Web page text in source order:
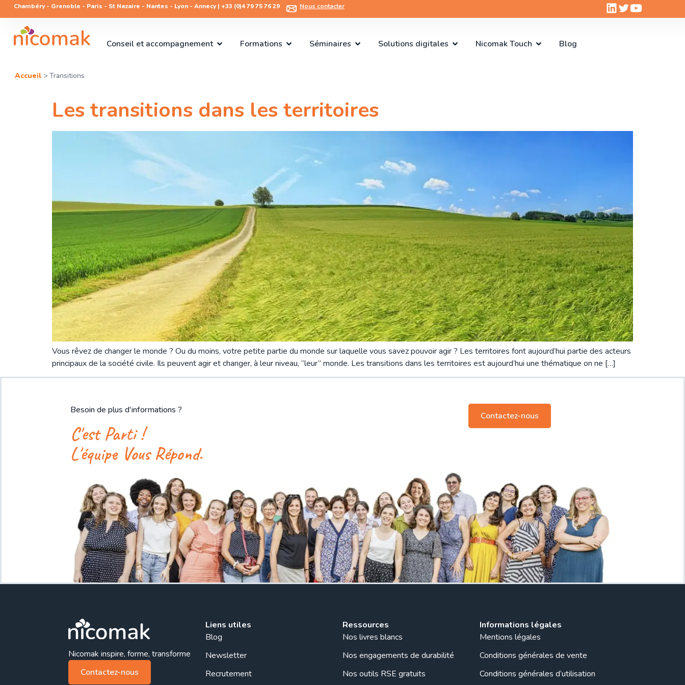
Chambéry - Grenoble - Paris - St Nazaire - Nantes - Lyon - Annecy | +33 (0)4 79 75 76 29​ Nous contacter
Conseil et accompagnement Formations Séminaires Solutions digitales Nicomak Touch Blog
Accueil> Transitions
Les transitions dans les territoires
Vous rêvez de changer le monde ? Ou du moins, votre petite partie du monde sur laquelle vous savez pouvoir agir ? Les territoires font aujourd’hui partie des acteurs
principaux de la société civile. Ils peuvent agir et changer, à leur niveau, “leur” monde. Les transitions dans les territoires est aujourd’hui une thématique on ne […]
Besoin de plus d'informations ?
C'est Parti !
L'équipe Vous Répond.
Contactez-nous
Nicomak inspire, forme, transforme
Contactez-nous
Liens utiles
Blog
Newsletter
Recrutement
Ressources
Nos livres blancs
Nos engagements de durabilité
Nos outils RSE gratuits
Informations légales
Mentions légales
Conditions générales de vente
Conditions générales d’utilisation